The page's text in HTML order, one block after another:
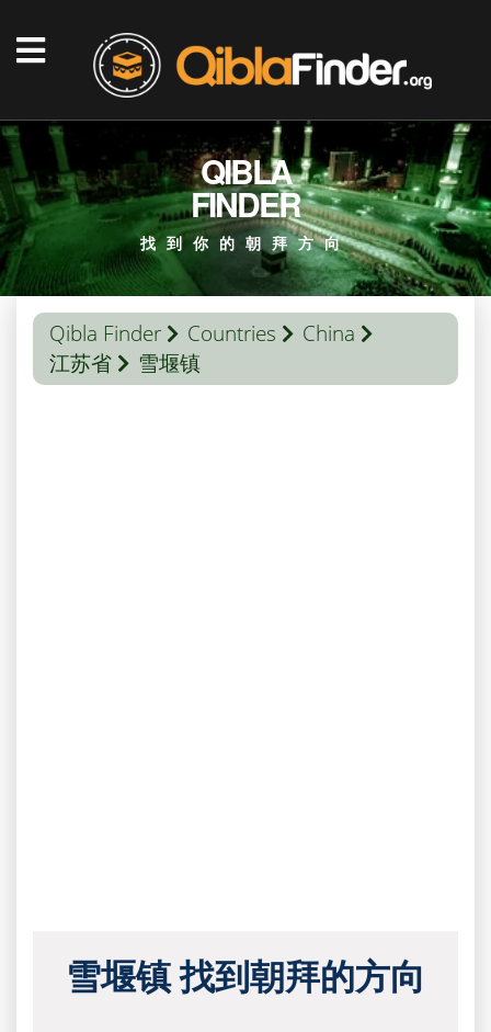
QIBLA
FINDER
找到你的朝拜方向
Qibla Finder Countries
China
江苏省
雪堰镇
雪堰镇 找到朝拜的方向